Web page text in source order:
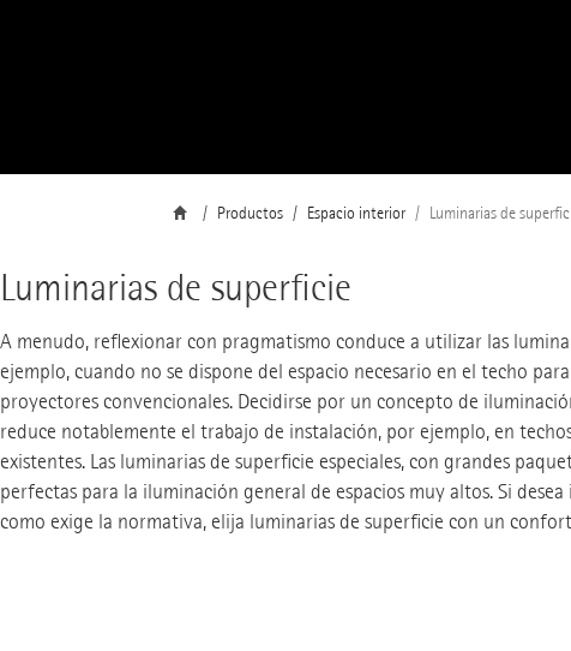
Productos Espacio interior Luminarias de
Luminarias de superficie
A menudo, reflexionar con pragmatismo conduce a utilizar las
ejemplo, cuando no se dispone del espacio necesario en el techo
proyectores convencionales. Decidirse por un concepto de
reduce notablemente el trabajo de instalación, por ejemplo, en
existentes. Las luminarias de superficie especiales, con grandes
perfectas para la iluminación general de espacios muy altos. Si
como exige la normativa, elija luminarias de superficie con un